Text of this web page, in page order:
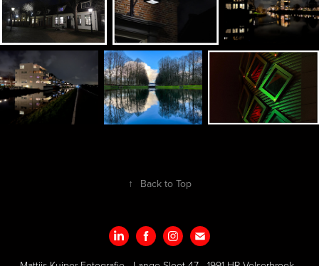
↑ Back to Top